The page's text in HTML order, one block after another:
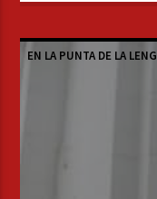
EN LA PUNTA DE LA